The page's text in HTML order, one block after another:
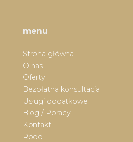
menu
Strona główna
O nas
Oferty
Bezpłatna konsultacja
Usługi dodatkowe
Blog / Porady
Kontakt
Rodo